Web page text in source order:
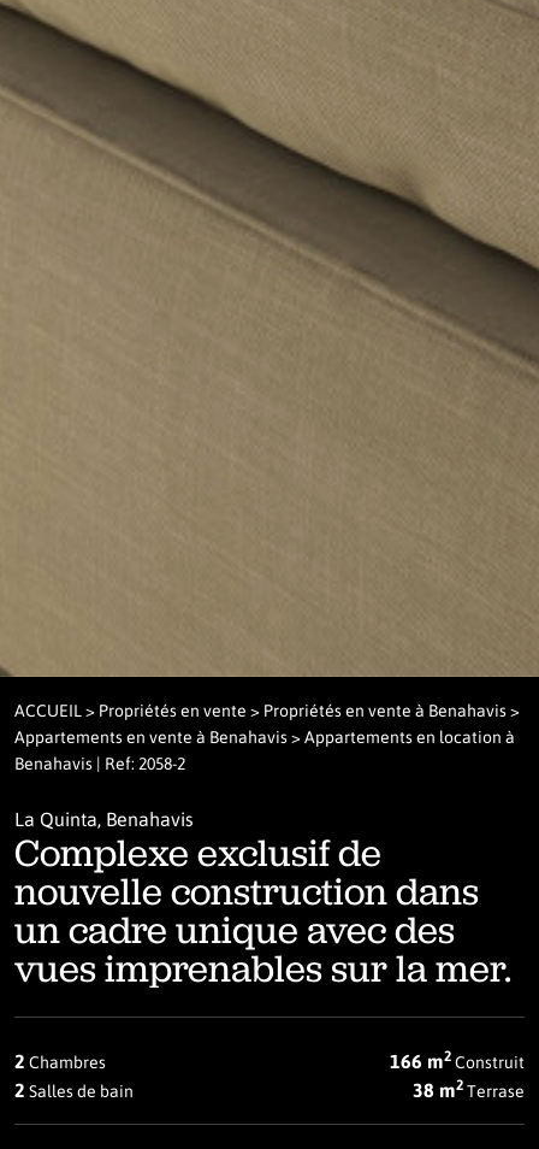
ACCUEIL > Propriétés en vente > Propriétés en vente à Benahavis>
Appartements en vente à Benahavis> Appartements en location à
Benahavis | Ref: 2058-2
La Quinta, Benahavis
Complexe exclusif de
nouvelle construction dans
un cadre unique avec des
vues imprenables sur la mer.
2 Chambres
2 Salles de bain
166 m2Construit
38 m2Terrase